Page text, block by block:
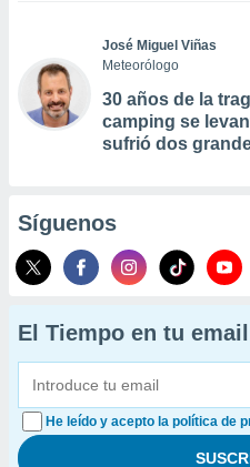
José Miguel Viñas
Meteorólogo
30 años de la
camping se
sufrió dos
Síguenos
El Tiempo en tu email
He leído y acepto la política de